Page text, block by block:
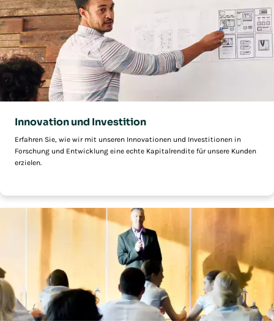
Innovation und Investition
Erfahren Sie, wie wir mit unseren Innovationen und Investitionen in
Forschung und Entwicklung eine echte Kapitalrendite für unsere Kunden
erzielen.